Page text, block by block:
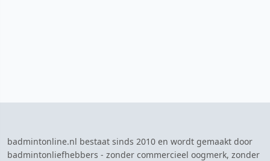
badmintonline.nl bestaat sinds 2010 en wordt gemaakt door
badmintonliefhebbers - zonder commercieel oogmerk, zonder